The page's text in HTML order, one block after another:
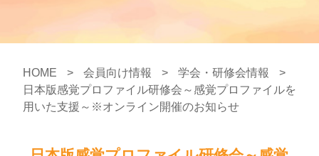
HOME > 会員向け情報 > 学会・研修会情報
>
日本版感覚プロファイル研修会～感覚プロファイルを
用いた支援～※オンライン開催のお知らせ